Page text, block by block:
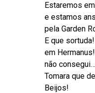
Estaremos
e estamos
pela Garden
E que
em
não consegui…
Tomara que
Beijos!